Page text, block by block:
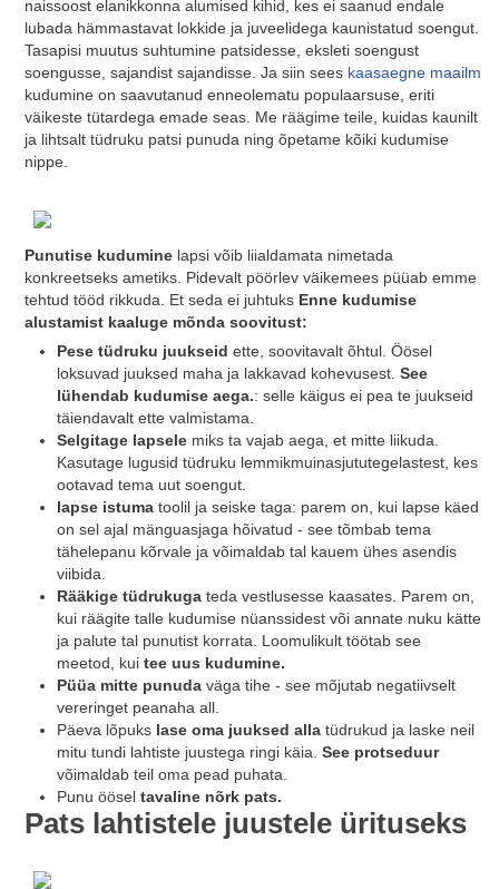
naissoost elanikkonna alumised kihid, kes ei saanud endale
lubada hämmastavat lokkide ja juveelidega kaunistatud soengut.
Tasapisi muutus suhtumine patsidesse, eksleti soengust
soengusse, sajandist sajandisse. Ja siin sees kaasaegne maailm
kudumine on saavutanud enneolematu populaarsuse, eriti
väikeste tütardega emade seas. Me räägime teile, kuidas kaunilt
ja lihtsalt tüdruku patsi punuda ning õpetame kõiki kudumise
nippe.
Punutise kudumine lapsi võib liialdamata nimetada
konkreetseks ametiks. Pidevalt pöörlev väikemees püüab emme
tehtud tööd rikkuda. Et seda ei juhtuks Enne kudumise
alustamist kaaluge mõnda soovitust:
Pese tüdruku juukseid ette, soovitavalt õhtul. Öösel
loksuvad juuksed maha ja lakkavad kohevusest. See
lühendab kudumise aega.: selle käigus ei pea te juukseid
täiendavalt ette valmistama.
Selgitage lapselemiks ta vajab aega, et mitte liikuda.
Kasutage lugusid tüdruku lemmikmuinasjututegelastest, kes
ootavad tema uut soengut.
lapse istumatoolil ja seiske taga: parem on, kui lapse käed
on sel ajal mänguasjaga hõivatud - see tõmbab tema
tähelepanu kõrvale ja võimaldab tal kauem ühes asendis
viibida.
Rääkige tüdrukugateda vestlusesse kaasates. Parem on,
kui räägite talle kudumise nüanssidest või annate nuku kätte
ja palute tal punutist korrata. Loomulikult töötab see
meetod, kui tee uus kudumine.
Püüa mitte punudaväga tihe - see mõjutab negatiivselt
vereringet peanaha all.
Päeva lõpuks lase oma juuksed allatüdrukud ja laske neil
mitu tundi lahtiste juustega ringi käia. See protseduur
võimaldab teil oma pead puhata.
Punu öösel tavaline nõrk pats.
Pats lahtistele juustele ürituseks